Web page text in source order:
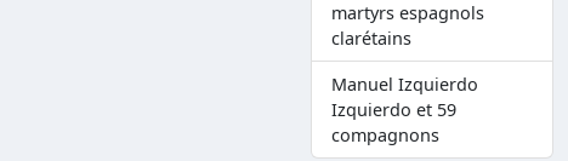
martyrs espagnols
clarétains
Manuel Izquierdo
Izquierdo et 59
compagnons